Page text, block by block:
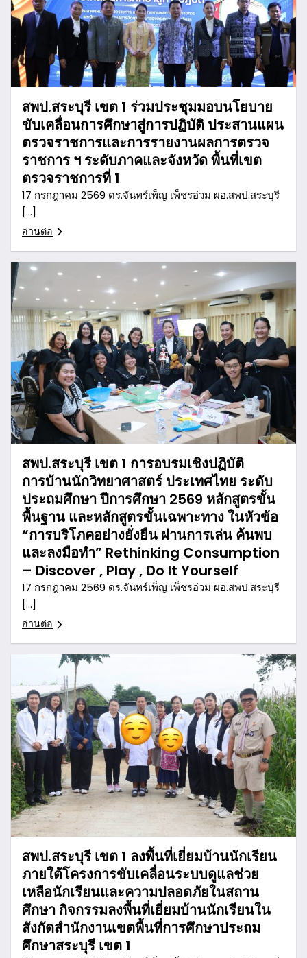
สพป.สระบุรี เขต 1 ร่วมประชุมมอบนโยบาย
ขับเคลื่อนการศึกษาสู่การปฏิบัติ ประสานแผน
ตรวจราชการและการรายงานผลการตรวจ
ราชการ ฯ ระดับภาคและจังหวัด พื้นที่เขต
ตรวจราชการที่ 1
17 กรกฎาคม 2569 ดร.จันทร์เพ็ญ เพ็ชรอ่วม ผอ.สพป.สระบุรี
[…]
อ่านต่อ
สพป.สระบุรี เขต 1 การอบรมเชิงปฏิบัติ
การบ้านนักวิทยาศาสตร์ ประเทศไทย ระดับ
ประถมศึกษา ปีการศึกษา 2569 หลักสูตรขั้น
พื้นฐาน และหลักสูตรขั้นเฉพาะทาง ในหัวข้อ
“การบริโภคอย่างยั่งยืน ผ่านการเล่น ค้นพบ
และลงมือทำ” Rethinking Consumption
– Discover , Play , Do It Yourself
17 กรกฎาคม 2569 ดร.จันทร์เพ็ญ เพ็ชรอ่วม ผอ.สพป.สระบุรี
[…]
อ่านต่อ
สพป.สระบุรี เขต 1 ลงพื้นที่เยี่ยมบ้านนักเรียน
ภายใต้โครงการขับเคลื่อนระบบดูแลช่วย
เหลือนักเรียนและความปลอดภัยในสถาน
ศึกษา กิจกรรมลงพื้นที่เยี่ยมบ้านนักเรียนใน
สังกัดสำนักงานเขตพื้นที่การศึกษาประถม
ศึกษาสระบุรี เขต 1